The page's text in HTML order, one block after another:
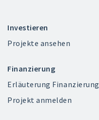
Investieren
Projekte ansehen
Finanzierung
Erläuterung Finanzierung
Projekt anmelden